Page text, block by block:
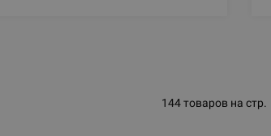
144 товаров на стр.